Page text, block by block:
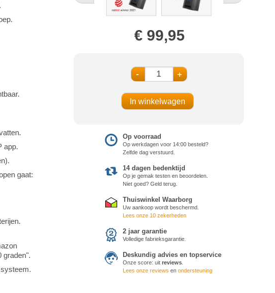
€ 99,95
- +
Op voorraad
Op werkdagen voor 14:00 besteld?
Zelfde dag verstuurd.
14 dagen bedenktijd
Op je gemak testen en beoordelen.
Niet goed? Geld terug.
Thuiswinkel Waarborg
Uw aankoop wordt beschermd.
Lees onze 10 zekerheden
2 jaar garantie
Volledige fabrieksgarantie.
Deskundig advies en topservice
Onze score: uit reviews
Lees onze reviews en ondersteuning
app.
gaat:
graden".